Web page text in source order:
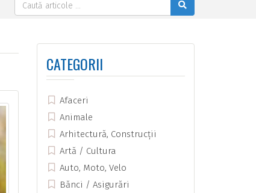
CATEGORII
Afaceri
Animale
Arhitectură, Construcții
Artă / Cultura
Auto, Moto, Velo
Bănci / Asigurări